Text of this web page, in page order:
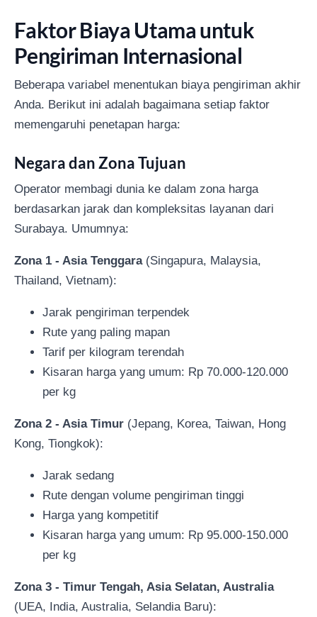
Faktor Biaya Utama untuk
Pengiriman Internasional
Beberapa variabel menentukan biaya pengiriman akhir
Anda. Berikut ini adalah bagaimana setiap faktor
memengaruhi penetapan harga:
Negara dan Zona Tujuan
Operator membagi dunia ke dalam zona harga
berdasarkan jarak dan kompleksitas layanan dari
Surabaya. Umumnya:
Zona 1 - Asia Tenggara(Singapura, Malaysia,
Thailand, Vietnam):
Jarak pengiriman terpendek
Rute yang paling mapan
Tarif per kilogram terendah
Kisaran harga yang umum: Rp 70.000-120.000
per kg
Zona 2 - Asia Timur (Jepang, Korea, Taiwan, Hong
Kong, Tiongkok):
Jarak sedang
Rute dengan volume pengiriman tinggi
Harga yang kompetitif
Kisaran harga yang umum: Rp 95.000-150.000
per kg
Zona 3 - Timur Tengah, Asia Selatan, Australia
(UEA, India, Australia, Selandia Baru):